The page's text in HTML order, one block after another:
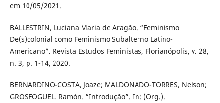
em 10/05/2021.
BALLESTRIN, Luciana Maria de Aragão. “Feminismo
De(s)colonial como Feminismo Subalterno Latino-
Americano”. Revista Estudos Feministas, Florianópolis, v. 28,
n. 3, p. 1-14, 2020.
BERNARDINO-COSTA, Joaze; MALDONADO-TORRES, Nelson;
GROSFOGUEL, Ramón. “Introdução”. In: (Org.).